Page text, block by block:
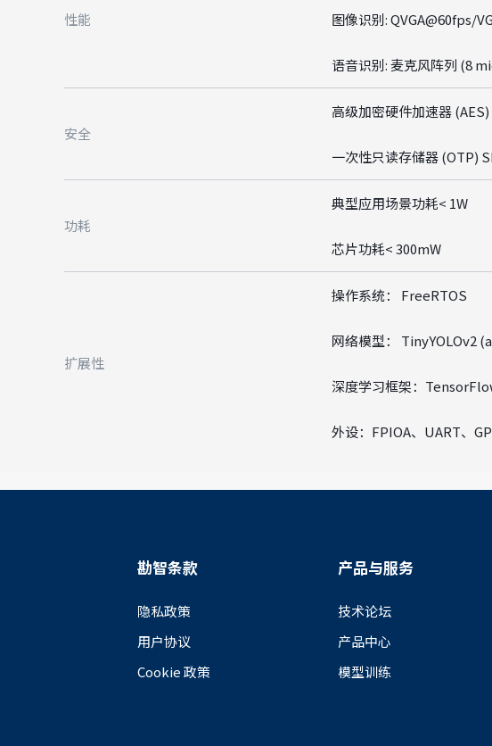
性能 图像识别: QVGA@60fps/
语音识别: 麦克风阵列 (8
安全
高级加密硬件加速器 (AES)
一次性只读存储器 (OTP)
功耗
典型应用场景功耗< 1W
芯片功耗< 300mW
扩展性
操作系统： FreeRTOS
网络模型： TinyYOLOv2
深度学习框架：
外设：FPIOA、UART、
勘智条款
隐私政策
用户协议
Cookie 政策
产品与服务
技术论坛
产品中心
模型训练